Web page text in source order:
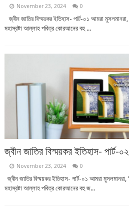
November 23, 2024 0
জ্বীন জাতির বিস্ময়কর ইতিহাস- পার্ট-০১ আমরা
মহাস্রষ্টা আল্লাহ পবিত্র কোরআনের বহু ...
জ্বীন জাতির বিস্ময়কর ইতিহাস- পার্ট-০২
November 23, 2024 0
জ্বীন জাতির বিস্ময়কর ইতিহাস- পার্ট-০১ আমরা
মহাস্রষ্টা আল্লাহ পবিত্র কোরআনের বহু জ...